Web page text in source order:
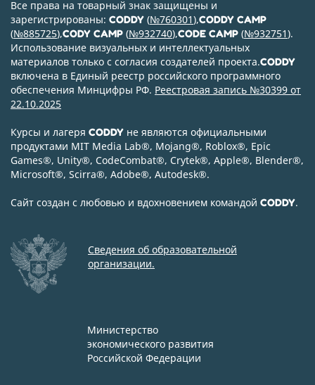
Все права на товарный знак защищены и
зарегистрированы: CODDY (№760301),CODDY CAMP
(№885725),CODY CAMP (№932740),CODE CAMP (№932751).
Использование визуальных и интеллектуальных
материалов только с согласия создателей проекта.CODDY
включена в Единый реестр российского программного
обеспечения Минцифры РФ. Реестровая запись №30399 от
22.10.2025
Курсы и лагеря CODDY не являются официальными
продуктами MIT Media Lab®, Mojang®, Roblox®, Epic
Games®, Unity®, CodeСombat®, Crytek®, Apple®, Blender®,
Microsoft®, Scirra®, Adobe®, Autodesk®.
Сайт создан с любовью и вдохновением командой CODDY.
Сведения об образовательной
организации.
Министерство
экономического развития
Российской Федерации